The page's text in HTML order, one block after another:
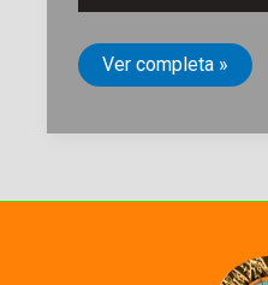
Ni
descuido
podridas.
en
Ver completa »